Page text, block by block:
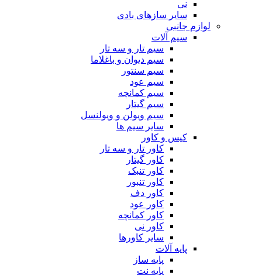
نی
سایر سازهای بادی
لوازم جانبی
سیم آلات
سیم تار و سه تار
سیم دیوان و باغلاما
سیم سنتور
سیم عود
سیم کمانچه
سیم گیتار
سیم ویولن و ویولنسل
سایر سیم ها
کیس و کاور
کاور تار و سه تار
کاور گیتار
کاور تنبک
کاور تنبور
کاور دف
کاور عود
کاور کمانچه
کاور نی
سایر کاورها
پایه آلات
پایه ساز
پایه نت